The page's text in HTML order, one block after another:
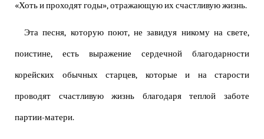
«Хоть и проходят годы», отражающую их счастливую жизнь.
Эта песня, которую поют, не завидуя никому на свете,
поистине, есть выражение сердечной благодарности
корейских обычных старцев, которые и на старости
проводят счастливую жизнь благодаря теплой заботе
партии-матери.